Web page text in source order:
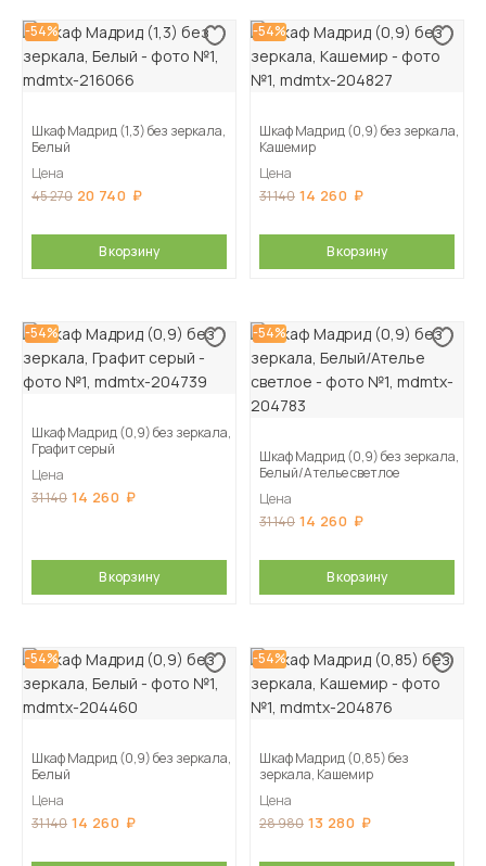
-54%
Шкаф Мадрид (1,3) без зеркала,
Белый
Цена
45 270 20 740
В корзину
-54%
Шкаф Мадрид (0,9) без зеркала,
Кашемир
Цена
31 140 14 260
В корзину
-54%
Шкаф Мадрид (0,9) без зеркала,
Графит серый
Цена
31 140 14 260
В корзину
-54%
Шкаф Мадрид (0,9) без зеркала,
Белый/Ателье светлое
Цена
31 140 14 260
В корзину
-54%
Шкаф Мадрид (0,9) без зеркала,
Белый
Цена
31 140 14 260
-54%
Шкаф Мадрид (0,85) без
зеркала, Кашемир
Цена
28 980 13 280